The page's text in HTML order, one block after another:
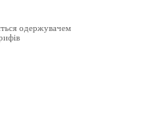
одержувачем